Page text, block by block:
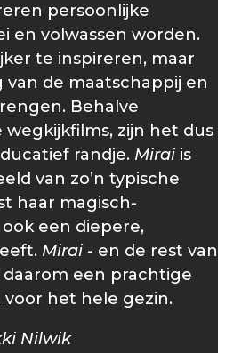
persoonlijke
en volwassen worden.
te inspireren, maar
de maatschappij en
Behalve
zijn het dus
randje. Mirai is
van zo’n typische
haar magisch-
een diepere,
Mirai - en de rest van
daarom een prachtige
het hele gezin.
Nilwik